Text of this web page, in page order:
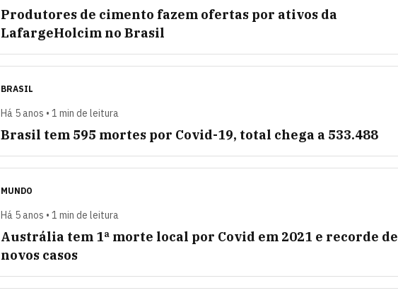
Produtores de cimento fazem ofertas por ativos da
LafargeHolcim no Brasil
BRASIL
Há 5 anos • 1 min de leitura
Brasil tem 595 mortes por Covid-19, total chega a 533.488
MUNDO
Há 5 anos • 1 min de leitura
Austrália tem 1ª morte local por Covid em 2021 e recorde de
novos casos